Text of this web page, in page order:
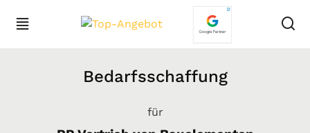
Bedarfsschaffung
für